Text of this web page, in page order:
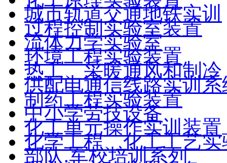
城市轨道交通地铁实训
过程控制实验室装置
流体力学实验室
环境工程实验装置
热工、采暖通风和制冷
供配电通信线路实训系
制药工程实验装置
中小学劳技设备
化工单元操作实训装置
化学工程、化工工艺
部队.军校培训系列